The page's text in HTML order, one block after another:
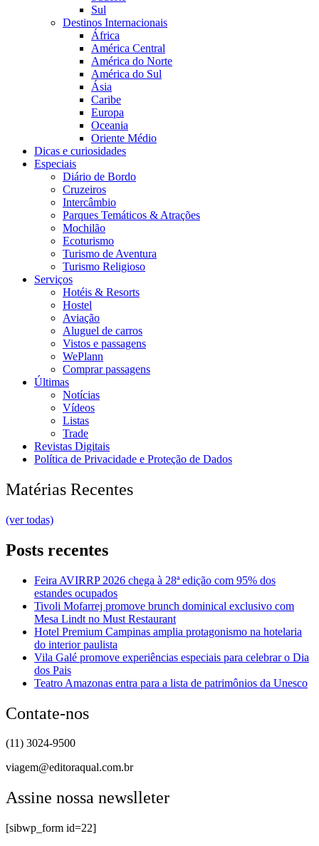
Sul
Destinos Internacionais
África
América Central
América do Norte
América do Sul
Ásia
Caribe
Europa
Oceania
Oriente Médio
Dicas e curiosidades
Especiais
Diário de Bordo
Cruzeiros
Intercâmbio
Parques Temáticos & Atrações
Mochilão
Ecoturismo
Turismo de Aventura
Turismo Religioso
Serviços
Hotéis & Resorts
Hostel
Aviação
Aluguel de carros
Vistos e passagens
WePlann
Comprar passagens
Últimas
Notícias
Vídeos
Listas
Trade
Revistas Digitais
Política de Privacidade e Proteção de Dados
Matérias Recentes
(ver todas)
Posts recentes
Feira AVIRRP 2026 chega à 28ª edição com 95% dos
estandes ocupados
Tivoli Mofarrej promove brunch dominical exclusivo com
Mesa Lindt no Must Restaurant
Hotel Premium Campinas amplia protagonismo na hotelaria
do interior paulista
Vila Galé promove experiências especiais para celebrar o Dia
dos Pais
Teatro Amazonas entra para a lista de patrimônios da Unesco
Contate-nos
(11) 3024-9500
viagem@editoraqual.com.br
Assine nossa newslleter
[sibwp_form id=22]